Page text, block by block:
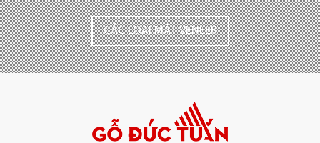
CÁC LOẠI MẶT VENEER